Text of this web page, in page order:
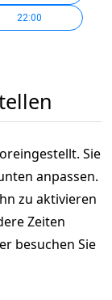
22:00
Sie
anpassen.
zu aktivieren
Zeiten
besuchen Sie